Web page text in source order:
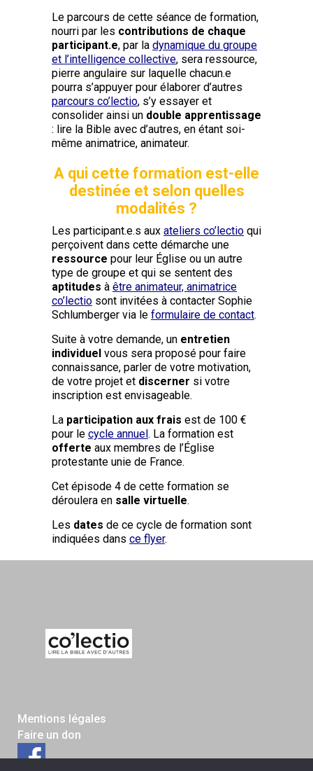
Le parcours de cette séance de formation,
nourri par les contributions de chaque
participant.e, par la dynamique du groupe
et l’intelligence collective, sera ressource,
pierre angulaire sur laquelle chacun.e
pourra s’appuyer pour élaborer d’autres
parcours co’lectio, s’y essayer et
consolider ainsi un double apprentissage
: lire la Bible avec d’autres, en étant soi-
même animatrice, animateur.
A qui cette formation est-elle
destinée et selon quelles
modalités ?
Les participant.e.s aux ateliers co’lectio qui
perçoivent dans cette démarche une
ressource pour leur Église ou un autre
type de groupe et qui se sentent des
aptitudes à être animateur, animatrice
co’lectio sont invitées à contacter Sophie
Schlumberger via le formulaire de contact.
Suite à votre demande, un entretien
individuel vous sera proposé pour faire
connaissance, parler de votre motivation,
de votre projet et discerner si votre
inscription est envisageable.
La participation aux frais est de 100 €
pour le cycle annuel. La formation est
offerte aux membres de l’Église
protestante unie de France.
Cet épisode 4 de cette formation se
déroulera en salle virtuelle.
Les dates de ce cycle de formation sont
indiquées dans ce flyer.
Mentions légales
Faire un don